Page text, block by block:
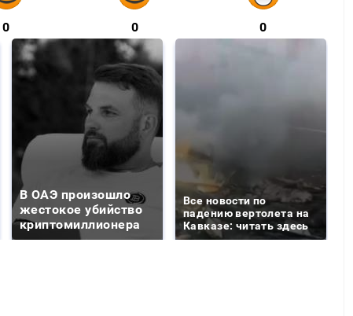
0 0 0
В ОАЭ произошло
жестокое убийство
криптомиллионера
Все новости по
падению вертолета на
Кавказе: читать здесь